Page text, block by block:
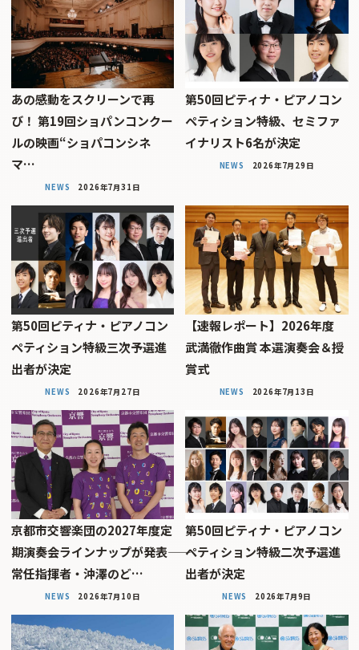
あの感動をスクリーンで再
び！ 第19回ショパンコンクー
ルの映画“ショパコンシネ
マ…
NEWS 2026年7月31日
第50回ピティナ・ピアノコン
ペティション特級、セミファ
イナリスト6名が決定
NEWS 2026年7月29日
第50回ピティナ・ピアノコン
ペティション特級三次予選進
出者が決定
NEWS 2026年7月27日
【速報レポート】2026年度
武満徹作曲賞 本選演奏会＆授
賞式
NEWS 2026年7月13日
京都市交響楽団の2027年度定
期演奏会ラインナップが発表――
常任指揮者・沖澤のど…
NEWS 2026年7月10日
第50回ピティナ・ピアノコン
ペティション特級二次予選進
出者が決定
NEWS 2026年7月9日